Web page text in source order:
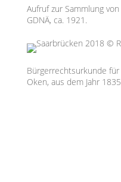
Aufruf zur Sammlung
GDNÄ, ca. 1921.
Bürgerrechtsurkunde
Oken, aus dem Jahr